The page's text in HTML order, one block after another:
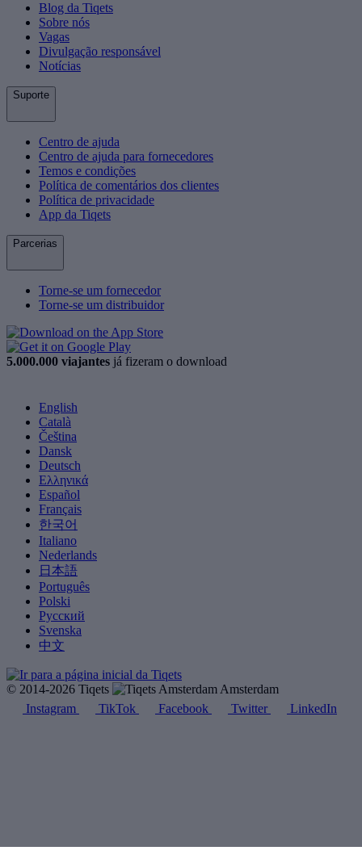
Blog da Tiqets
Sobre nós
Vagas
Divulgação responsável
Notícias
Suporte
Centro de ajuda
Centro de ajuda para fornecedores
Temos e condições
Política de comentários dos clientes
Política de privacidade
App da Tiqets
Parcerias
Torne-se um fornecedor
Torne-se um distribuidor
5.000.000 viajantes já fizeram o download
English
Català
Čeština
Dansk
Deutsch
Ελληνικά
Español
Français
한국어
Italiano
Nederlands
日本語
Português
Polski
Русский
Svenska
中文
© 2014-2026 Tiqets
Amsterdam
Instagram
TikTok Facebook Twitter LinkedIn